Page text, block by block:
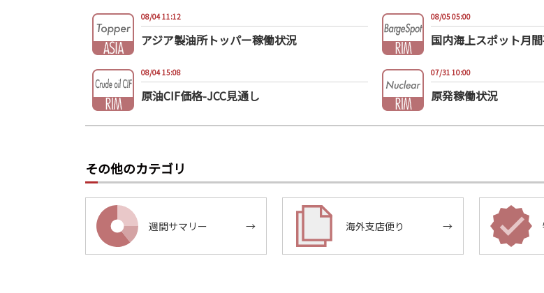
08/04 11:12
アジア製油所トッパー稼働状況
08/05 05:00
国内海上スポット月
08/04 15:08
原油CIF価格-JCC見通し
07/31 10:00
原発稼働状況
その他のカテゴリ
週間サマリー → 海外支店便り →